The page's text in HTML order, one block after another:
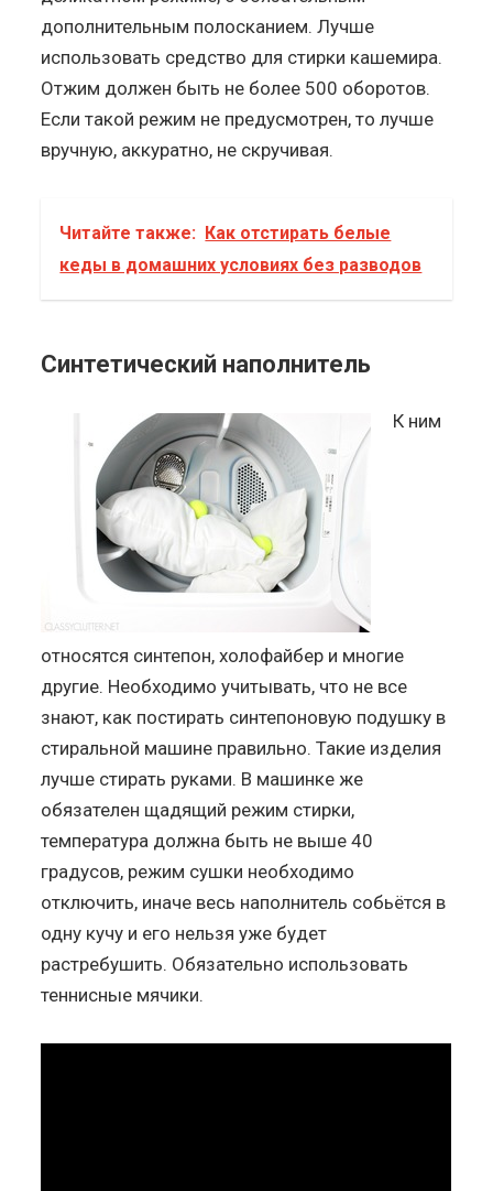
дополнительным полосканием. Лучше
использовать средство для стирки кашемира.
Отжим должен быть не более 500 оборотов.
Если такой режим не предусмотрен, то лучше
вручную, аккуратно, не скручивая.
Читайте также: Как отстирать белые
кеды в домашних условиях без разводов
Синтетический наполнитель
К ним
относятся синтепон, холофайбер и многие
другие. Необходимо учитывать, что не все
знают, как постирать синтепоновую подушку в
стиральной машине правильно. Такие изделия
лучше стирать руками. В машинке же
обязателен щадящий режим стирки,
температура должна быть не выше 40
градусов, режим сушки необходимо
отключить, иначе весь наполнитель собьётся в
одну кучу и его нельзя уже будет
растребушить. Обязательно использовать
теннисные мячики.